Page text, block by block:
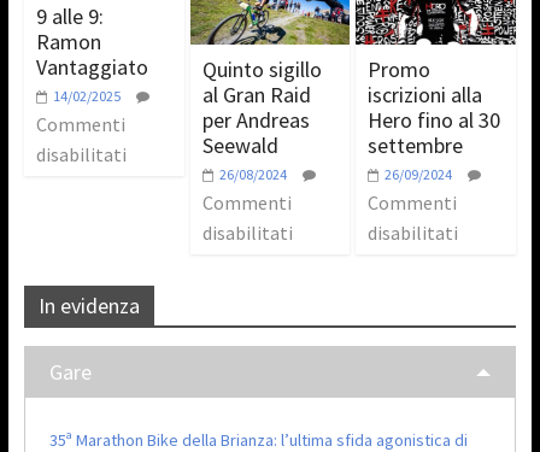
9 alle 9:
Ramon
Vantaggiato
14/02/2025
Commenti
disabilitati
Quinto sigillo
al Gran Raid
per Andreas
Seewald
26/08/2024
Commenti
disabilitati
Promo
iscrizioni alla
Hero fino al 30
settembre
26/09/2024
Commenti
disabilitati
In evidenza
Gare
35ª Marathon Bike della Brianza: l’ultima sfida agonistica di